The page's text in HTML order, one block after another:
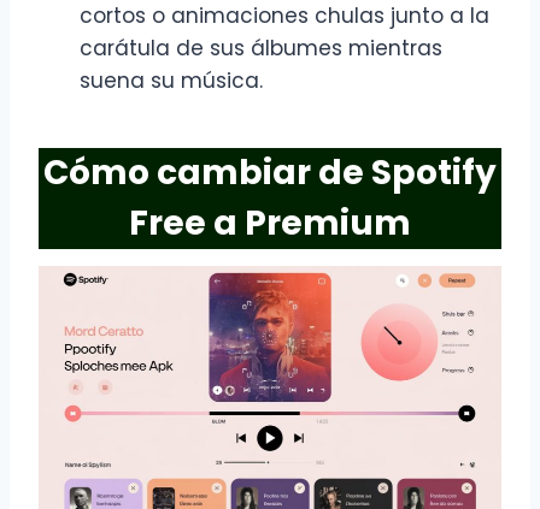
cortos o animaciones chulas junto a la
carátula de sus álbumes mientras
suena su música.
Cómo cambiar de Spotify
Free a Premium